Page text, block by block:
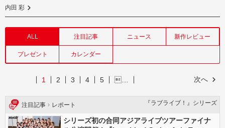
内田 彩
ALL 注目記事 ニュース 新作レビュー
プレゼント カレンダー
次へ
1 2 3 4 5 …
注目記事 レポート 『ラブライブ！』シリーズ
シリーズ初の合同アジアライブツアーファイナ